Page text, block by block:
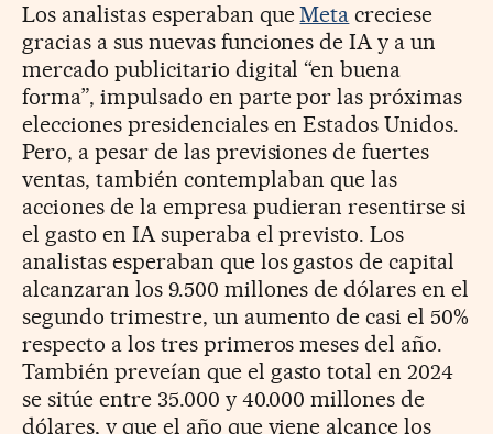
Los analistas esperaban queMeta creciese
gracias a sus nuevas funciones de IA y a un
mercado publicitario digital “en buena
forma”, impulsado en parte por las próximas
elecciones presidenciales en Estados Unidos.
Pero, a pesar de las previsiones de fuertes
ventas, también contemplaban que las
acciones de la empresa pudieran resentirse si
el gasto en IA superaba el previsto. Los
analistas esperaban que los gastos de capital
alcanzaran los 9.500 millones de dólares en el
segundo trimestre, un aumento de casi el 50%
respecto a los tres primeros meses del año.
También preveían que el gasto total en 2024
se sitúe entre 35.000 y 40.000 millones de
dólares, y que el año que viene alcance los